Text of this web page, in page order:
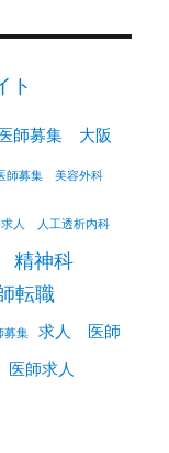
ト
師募集 大阪
師募集 美容外科
求人 人工透析内科
精神科
転職
集 求人 医師
師求人